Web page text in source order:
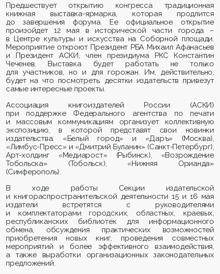
Предшествует открытию конгресса традиционная
книжная выставка-ярмарка, которая продлится
до завершения форума. Ее официальное открытие
произойдет 12 мая в исторической части города –
в Центре культуры и искусства на Соборной площади.
Мероприятие откроют Президент РБА Михаил Афанасьев
и Президент АСКИ, член президиума РКС Константин
Чеченев. Выставка будет работать не только
для участников, но и для горожан. Им, действительно,
будет на что посмотреть: десятки издательств привезут
самые интересные проекты.
Ассоциация книгоиздателей России (АСКИ)
при поддержке Федерального агентства по печати
и массовым коммуникациям организует коллективную
экспозицию, в которой представят свои новинки
издательства: «Белый город» и «Даръ» (Москва),
«Лимбус-Пресс» и «Дмитрий Буланин» (Санкт-Петербург),
Арт-холдинг «Медиарост» (Рыбинск), «Возрождение
Тобольска» (Тобольск), «Нижняя Орианда»
(Симферополь).
В ходе работы Секции издательской
и книгораспространительской деятельности 15 и 16 мая
издатели встретятся с руководителями
и комплектаторами городских, областных, краевых,
республиканских библиотек для информационного
обмена, обсуждения практических возможностей
приобретения новых книг, проведения совместных
мероприятий и более эффективного взаимодействия,
а также выработки организационных законодательных
предложений.